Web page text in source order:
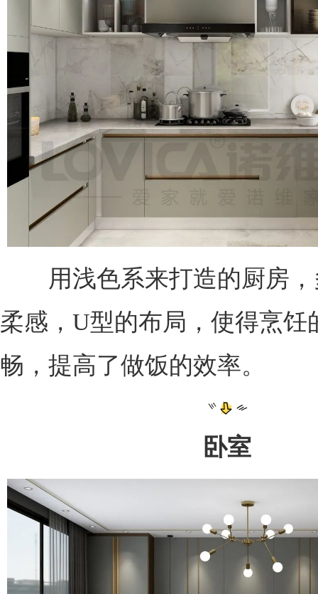
用浅色系来打造的厨房，
柔感，U型的布局，使得烹饪
畅，提高了做饭的效率。
卧室